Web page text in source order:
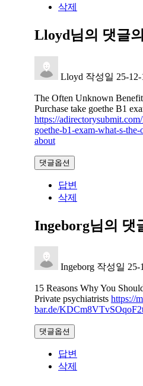
삭제
Lloyd님의 댓글
Lloyd 작성일 25-
The Often Unknown
Purchase take goethe B1
https://
goethe-b1-exam-what-s-
about
댓글옵션
답변
삭제
Ingeborg님의 댓
Ingeborg 작성일 25-
15 Reasons Why You
Private psychiatrists https://
bar.de/
댓글옵션
답변
삭제